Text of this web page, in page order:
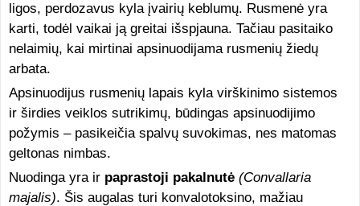
ligos, perdozavus kyla įvairių keblumų. Rusmenė yra
karti, todėl vaikai ją greitai išspjauna. Tačiau pasitaiko
nelaimių, kai mirtinai apsinuodijama rusmenių žiedų
arbata.
Apsinuodijus rusmenių lapais kyla virškinimo sistemos
ir širdies veiklos sutrikimų, būdingas apsinuodijimo
požymis – pasikeičia spalvų suvokimas, nes matomas
geltonas nimbas.
Nuodinga yra ir paprastoji pakalnutė(Convallaria
majalis). Šis augalas turi konvalotoksino, mažiau